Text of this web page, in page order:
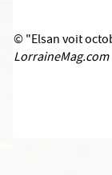
© "Elsan voit
LorraineMag.com